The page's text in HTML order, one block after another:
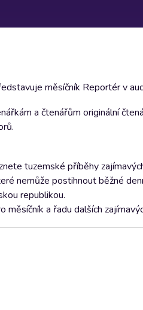
měsíčník Reportér v
a čtenářům originální
tuzemské příběhy
nemůže postihnout běžné
republikou.
a řadu dalších